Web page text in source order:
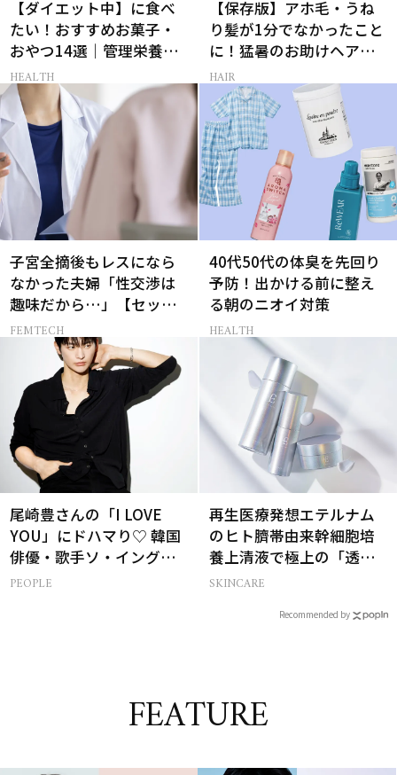
【ダイエット中】に食べ
たい！おすすめお菓子・
おやつ14選｜管理栄養士
監修
HEALTH
【保存版】アホ毛・うね
り髪が1分でなかったこと
に！猛暑のお助けヘアア
イテム16選
HAIR
子宮全摘後もレスになら
なかった夫婦「性交渉は
趣味だから…」【セック
スレス AND THE CITY -女
たちの告白-】
FEMTECH
40代50代の体臭を先回り
予防！出かける前に整え
る朝のニオイ対策
HEALTH
尾崎豊さんの「I LOVE
YOU」にドハマり♡ 韓国
俳優・歌手ソ・イングク
さんの音楽がすべての人
PEOPLE
再生医療発想エテルナム
のヒト臍帯由来幹細胞培
養上清液で極上の「透明
感ハリ肌」へ
SKINCARE
Recommended by
FEATURE